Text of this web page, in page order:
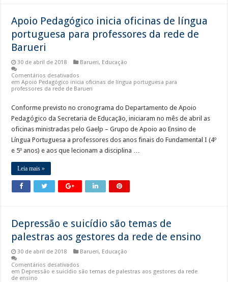
Apoio Pedagógico inicia oficinas de língua
portuguesa para professores da rede de
Barueri
30 de abril de 2018 Barueri, Educação
Comentários desativados
em Apoio Pedagógico inicia oficinas de língua portuguesa para
professores da rede de Barueri
Conforme previsto no cronograma do Departamento de Apoio
Pedagógico da Secretaria de Educação, iniciaram no mês de abril as
oficinas ministradas pelo Gaelp – Grupo de Apoio ao Ensino de
Língua Portuguesa a professores dos anos finais do Fundamental I (4º
e 5º anos) e aos que lecionam a disciplina …
Leia mais »
Depressão e suicídio são temas de
palestras aos gestores da rede de ensino
30 de abril de 2018 Barueri, Educação
Comentários desativados
em Depressão e suicídio são temas de palestras aos gestores da rede
de ensino